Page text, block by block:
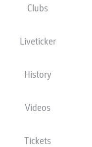
Clubs
Liveticker
History
Videos
Tickets